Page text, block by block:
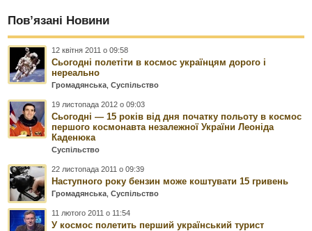
Пов’язані Новини
12 квітня 2011 о 09:58
Сьогодні полетіти в космос українцям дорого і
нереально
Громадянська ,Суспільство
19 листопада 2012 о 09:03
Сьогодні — 15 років від дня початку польоту в космос
першого космонавта незалежної України Леоніда
Каденюка
Суспільство
22 листопада 2011 о 09:39
Наступного року бензин може коштувати 15 гривень
Громадянська ,Суспільство
11 лютого 2011 о 11:54
У космос полетить перший український турист